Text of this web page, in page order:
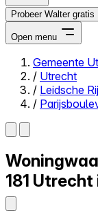
Probeer Walter gratis
Open menu
Close menu
Zelf kopen
Alles-in-één
Reviews
Gemeente
/ Utrecht
/ Leidsche
/
181 Utrecht